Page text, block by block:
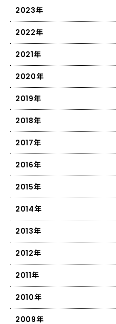
2023年
2022年
2021年
2020年
2019年
2018年
2017年
2016年
2015年
2014年
2013年
2012年
2011年
2010年
2009年